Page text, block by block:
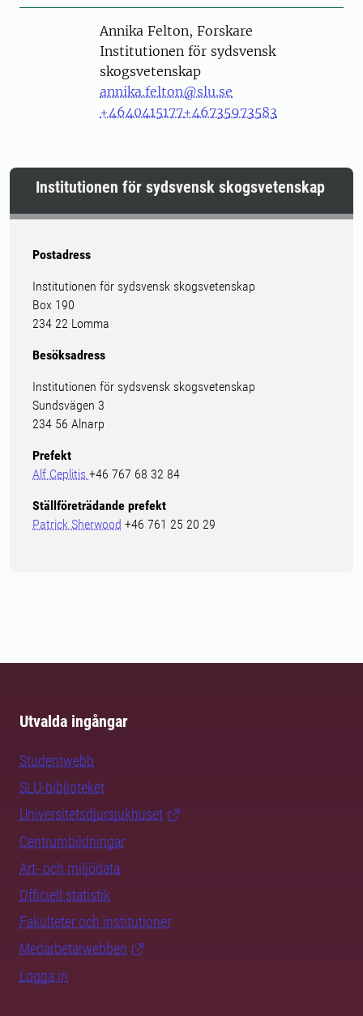
PersonAnnika Felton, Forskare
Institutionen för sydsvensk
skogsvetenskap
annika.felton@slu.se
+4640415177+46735973583
Institutionen för sydsvensk skogsvetenskap
Postadress
Institutionen för sydsvensk skogsvetenskap
Box 190
234 22 Lomma
Besöksadress
Institutionen för sydsvensk skogsvetenskap
Sundsvägen 3
234 56 Alnarp
Prefekt
Alf Ceplitis +46 767 68 32 84
Ställföreträdande prefekt
Patrick Sherwood +46 761 25 20 29
Utvalda ingångar
Studentwebb
SLU-biblioteket
Universitetsdjursjukhuset
Centrumbildningar
Art- och miljödata
Officiell statistik
Fakulteter och institutioner
Medarbetarwebben
Logga in